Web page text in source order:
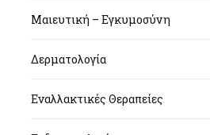
Μαιευτική – Εγκυμοσύνη
Δερματολογία
Εναλλακτικές Θεραπείες